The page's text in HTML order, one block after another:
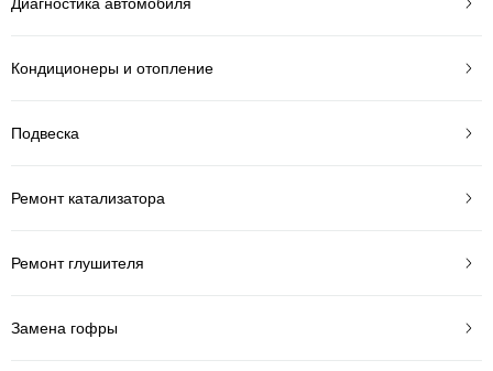
Кондиционеры и отопление
Подвеска
Ремонт катализатора
Ремонт глушителя
Замена гофры